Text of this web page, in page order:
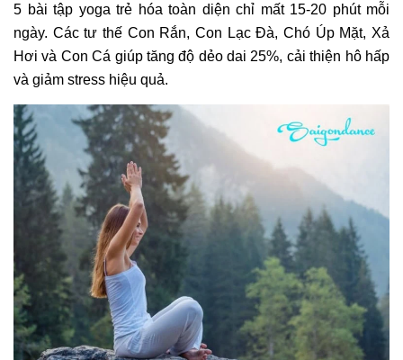
5 bài tập yoga trẻ hóa toàn diện chỉ mất 15-20 phút mỗi
ngày. Các tư thế Con Rắn, Con Lạc Đà, Chó Úp Mặt, Xả
Hơi và Con Cá giúp tăng độ dẻo dai 25%, cải thiện hô hấp
và giảm stress hiệu quả.